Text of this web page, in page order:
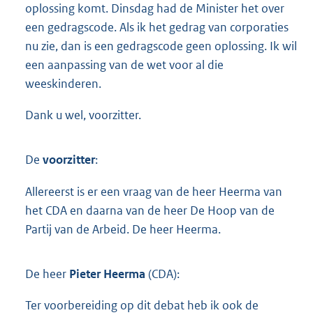
oplossing komt. Dinsdag had de Minister het over
een gedragscode. Als ik het gedrag van corporaties
nu zie, dan is een gedragscode geen oplossing. Ik wil
een aanpassing van de wet voor al die
weeskinderen.
Dank u wel, voorzitter.
De voorzitter:
Allereerst is er een vraag van de heer Heerma van
het CDA en daarna van de heer De Hoop van de
Partij van de Arbeid. De heer Heerma.
De heer Pieter Heerma (CDA):
Ter voorbereiding op dit debat heb ik ook de